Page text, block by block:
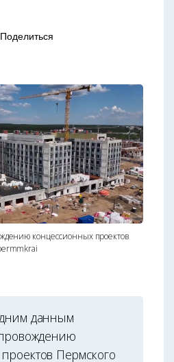
Поделиться
концессионных проектов
данным
Пермского